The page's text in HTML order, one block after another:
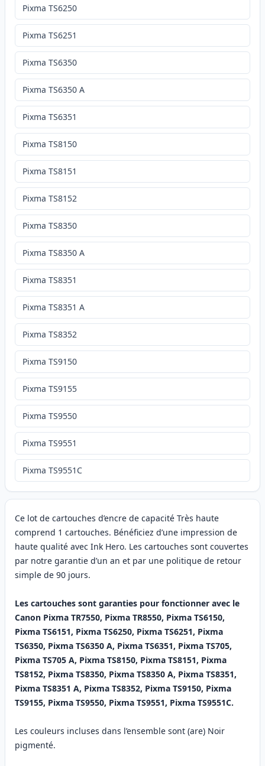
Ce lot de cartouches d’encre de capacité Très haute
comprend 1 cartouches. Bénéficiez d’une impression de
haute qualité avec Ink Hero. Les cartouches sont couvertes
par notre garantie d’un an et par une politique de retour
simple de 90 jours.
Les cartouches sont garanties pour fonctionner avec le
Canon Pixma TR7550, Pixma TR8550, Pixma TS6150,
Pixma TS6151, Pixma TS6250, Pixma TS6251, Pixma
TS6350, Pixma TS6350 A, Pixma TS6351, Pixma TS705,
Pixma TS705 A, Pixma TS8150, Pixma TS8151, Pixma
TS8152, Pixma TS8350, Pixma TS8350 A, Pixma TS8351,
Pixma TS8351 A, Pixma TS8352, Pixma TS9150, Pixma
TS9155, Pixma TS9550, Pixma TS9551, Pixma TS9551C.
Les couleurs incluses dans l’ensemble sont (are) Noir
pigmenté.
Pixma TS6250
Pixma TS6251
Pixma TS6350
Pixma TS6350 A
Pixma TS6351
Pixma TS8150
Pixma TS8151
Pixma TS8152
Pixma TS8350
Pixma TS8350 A
Pixma TS8351
Pixma TS8351 A
Pixma TS8352
Pixma TS9150
Pixma TS9155
Pixma TS9550
Pixma TS9551
Pixma TS9551C